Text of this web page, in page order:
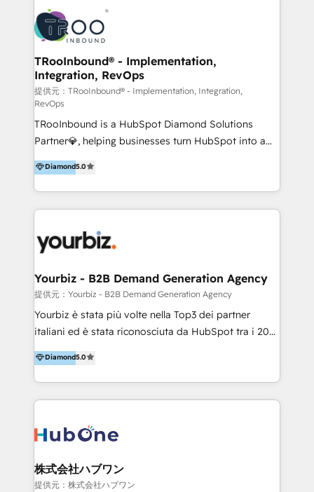
LATAM 2025 🏆 Impulsamos crecimiento con CRM +
IA en múltiples industrias. 👉 ¿Listo para transformar
conocimiento y experiencia enfocado en: 1.
Optimizar la eficiencia operativa de nuestros
clientes 2. Mejorar la experiencia del cliente 3.
Asegurar resultados medibles Nos especializamos
en bancos, seguros, e-commerce, Desarrolladores
Inmobiliarios y Empresas Distribuidoras de
Productos
TRooInbound® - Implementation,
Integration, RevOps
提供元：TRooInbound® - Implementation, Integration,
RevOps
TRooInbound is a HubSpot Diamond Solutions
Partner💎, helping businesses turn HubSpot into a
scalable growth engine. We work with startups, mid-
market, and enterprise teams to maximize
HubSpot’s full potential through: 💎HubSpot Audits,
Management & Optimization 💎RevOps-powered
Brand Development, Growth Strategy, AI SEO &
Integrations 💎Go-To-Market (GTM) Strategies &
Account-Based Marketing 💎CMS Development &
Conversion-Focused Websites With a 5.0⭐average
rating and 140+ verified client reviews on the
businesses globally for consistent delivery and high
client satisfaction. With deep HubSpot expertise and
your business with a proven and reliable HubSpot
Diamond Partner? 👉Connect with TRooInbound
today (https://www.trooinbound.com/contact-us)
Diamond5.0
Yourbiz - B2B Demand Generation Agency
提供元：Yourbiz - B2B Demand Generation Agency
Yourbiz è stata più volte nella Top3 dei partner
italiani ed è stata riconosciuta da HubSpot tra i 20
migliori partner EMEA per la gestione del cliente.
Stiamo accompagnando oltre 100 aziende nella
digitalizzazione e ottimizzazione dei processi di
marketing e vendita. Il nostro metodo DAM è stato
mappatura dei canali di acquisizione dei contatti e
HubSpot come fornitore ufficiale per le integrazioni
tra il CRM e altri sistemi aziendali, tra cui SAP,
Diamond5.0
株式会社ハブワン
提供元：株式会社ハブワン